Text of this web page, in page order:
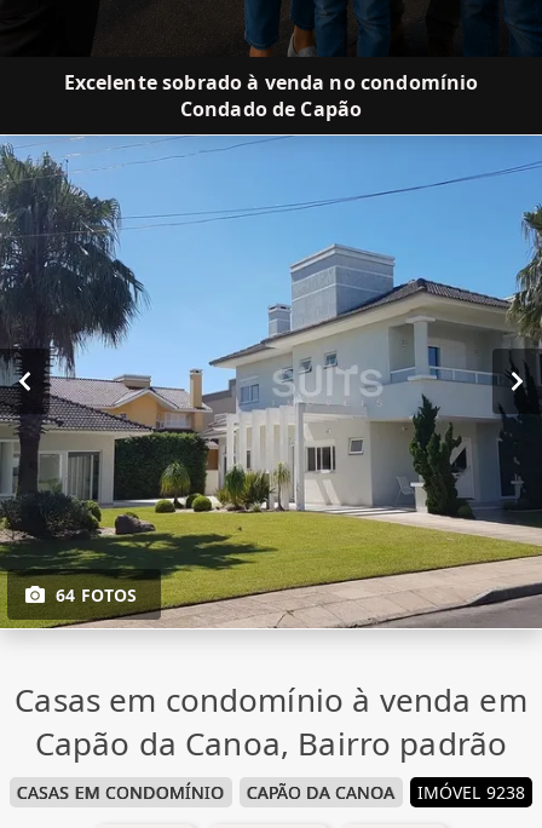
Excelente sobrado à venda no condomínio
Condado de Capão
64 FOTOS
Casas em condomínio à venda em
Capão da Canoa, Bairro padrão
CASAS EM CONDOMÍNIO CAPÃO DA CANOA IMÓVEL 9238